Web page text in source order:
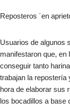
Reposteros ´en
Usuarios de algunos
manifestaron que,
conseguir tanto
trabajan la repostería
hora de elaborar sus
los bocadillos a base